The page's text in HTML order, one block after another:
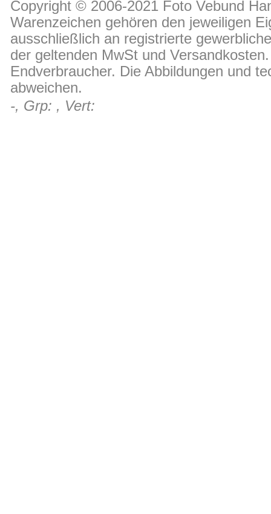
Copyright © 2006-2021 Foto Vebund
Warenzeichen gehören den jeweiligen
ausschließlich an registrierte
der geltenden MwSt und
Endverbraucher. Die Abbildungen und
abweichen.
-, Grp: , Vert: